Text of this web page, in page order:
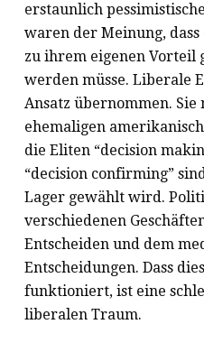
erstaunlich
waren der Meinung, dass
zu ihrem eigenen
werden müsse. Liberale
Ansatz übernommen. Sie
ehemaligen
die Eliten “decision
“decision confirming”
Lager gewählt wird.
verschiedenen
Entscheiden und dem
Entscheidungen. Dass
funktioniert, ist eine
liberalen Traum.